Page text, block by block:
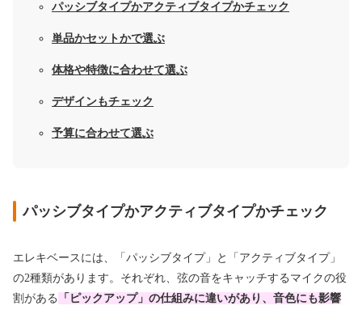
パッシブタイプかアクティブタイプかチェック
単品かセットかで選ぶ
体格や特徴に合わせて選ぶ
デザインもチェック
予算に合わせて選ぶ
パッシブタイプかアクティブタイプかチェック
エレキベースには、「パッシブタイプ」と「アクティブタイプ」
の2種類があります。それぞれ、弦の音をキャッチするマイクの役
割がある
「ピックアップ」の仕組みに違いがあり、音色にも影響